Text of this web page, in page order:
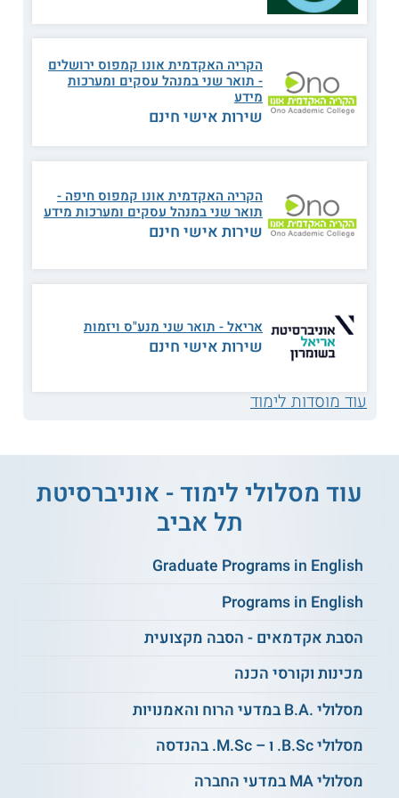
בארגונים שלהם.
תכנית הלימודים
הסטודנטים בהתמחות מקבלים סל נרחב של כלים שיכולים לסייע
למנהלים בסביבות טכנולוגיות, בדגש על מיומנויות יזמות בעולם
ההייטקוהובלה של צוותים ופרויקטים מתקדמים. כך הם דנים
בהשפעותיהן של טכנולוגיות מסוגים שונים על עולם העסקים של
בהמשך הם בוחנים גם את ההשלכות הכלכליות והארגוניות של
הטמעת טכנולוגיות מתקדמות בעסקים. בנוסף, הם עוסקים בדרכים
הסטודנטים בוחרים מתוך מספר מסלולי ידע, שכוללים ניהול יזמות;
ניהול משאבי מידע בארגון; אבטחת מידע וסייבר; וטכנולוגיות
כלים ניהוליים חדשים.
מתכונת הלימוד
משך מסלול התמחות זה בתואר השני במנהל עסקים הוא
כשנתיים, כשניתן להאריך את משכה עד ארבע שנים במקרה
אחת, כולל סמסטר קיץ, בה מתקיימים שני מפגשים שבועיים.
פרויקט מסכם שמתמקד בנתונים עסקיים ובהשפעת מחשוב על
נושאי הלימוד
נתונים ואנליטיקה
ניהול פרויקטים
קניין רוחני טכנולוגי
דיני הגנת מידע
טכנולוגיות נתוני עתק
יזמות בתחום הביו
הקריה האקדמית אונו קמפוס ירושלים
- תואר שני במנהל עסקים ומערכות
מידע
שירות אישי חינם
הקריה האקדמית אונו קמפוס חיפה -
תואר שני במנהל עסקים ומערכות מידע
שירות אישי חינם
אריאל - תואר שני מנע"ס ויזמות
שירות אישי חינם
עוד מוסדות לימוד
עוד מסלולי לימוד - אוניברסיטת
תל אביב
Graduate Programs in English
Programs in English
הסבת אקדמאים - הסבה מקצועית
מכינות וקורסי הכנה
מסלולי .B.A במדעי הרוח והאמנויות
מסלולי B.Sc. ו – M.Sc. בהנדסה
מסלולי MA במדעי החברה